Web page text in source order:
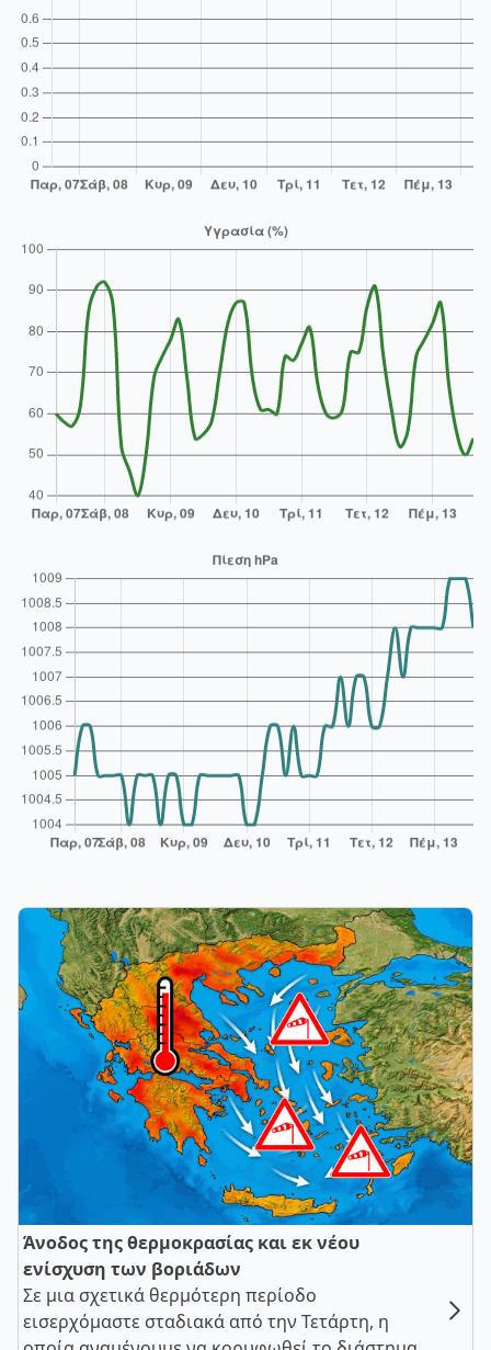
Άνοδος της θερμοκρασίας και εκ νέου
ενίσχυση των βοριάδων
Σε μια σχετικά θερμότερη περίοδο
εισερχόμαστε σταδιακά από την Τετάρτη, η